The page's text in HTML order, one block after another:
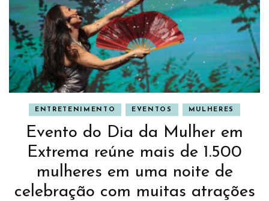
ENTRETENIMENTO EVENTOS MULHERES
Evento do Dia da Mulher em
Extrema reúne mais de 1.500
mulheres em uma noite de
celebração com muitas atrações